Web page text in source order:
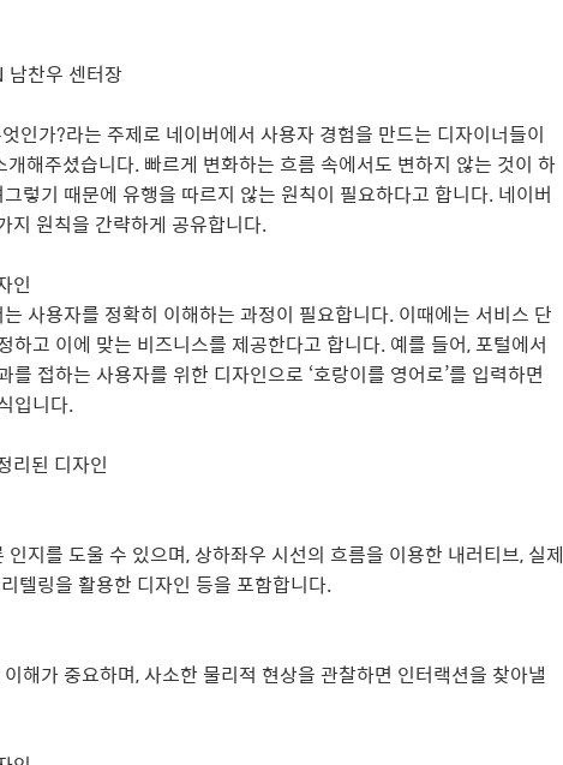
찬우 센터장
인가?라는 주제로 네이버에서 사용자 경험을 만드는 디자이너들이
해주셨습니다. 빠르게 변화하는 흐름 속에서도 변하지 않는 것이 하
렇기 때문에 유행을 따르지 않는 원칙이 필요하다고 합니다. 네이버
지 원칙을 간략하게 공유합니다.
인
사용자를 정확히 이해하는 과정이 필요합니다. 이때에는 서비스 단
하고 이에 맞는 비즈니스를 제공한다고 합니다. 예를 들어, 포털에서
접하는 사용자를 위한 디자인으로 ‘호랑이를 영어로’를 입력하면
입니다.
리된 디자인
지를 도울 수 있으며, 상하좌우 시선의 흐름을 이용한 내러티브, 실제
텔링을 활용한 디자인 등을 포함합니다.
해가 중요하며, 사소한 물리적 현상을 관찰하면 인터랙션을 찾아낼